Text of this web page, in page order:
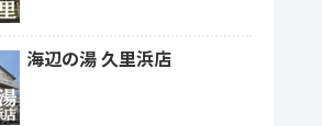
海辺の湯 久里浜店